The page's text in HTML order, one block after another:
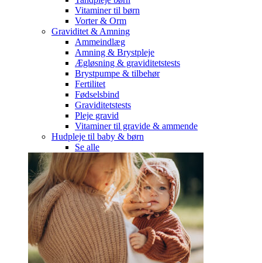
Vitaminer til børn
Vorter & Orm
Graviditet & Amning
Ammeindlæg
Amning & Brystpleje
Ægløsning & graviditetstests
Brystpumpe & tilbehør
Fertilitet
Fødselsbind
Graviditetstests
Pleje gravid
Vitaminer til gravide & ammende
Hudpleje til baby & børn
Se alle